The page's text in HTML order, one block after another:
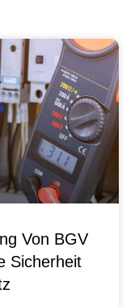
Von BGV
Sicherheit